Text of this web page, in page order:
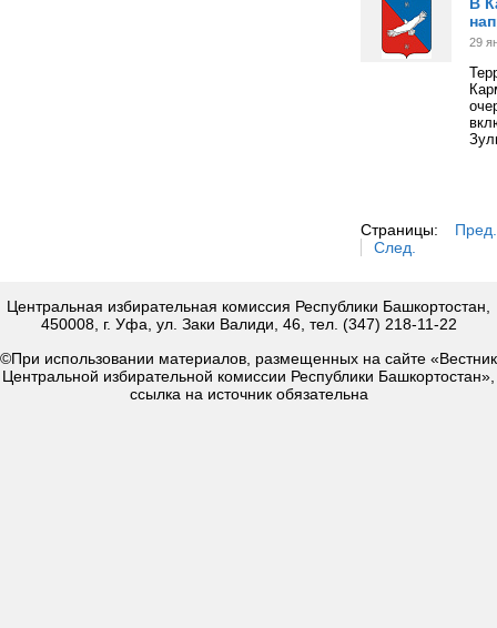
29
Страницы:
Пред.
След.
Центральная избирательная комиссия Республики Башкортостан,
450008, г. Уфа, ул. Заки Валиди, 46, тел. (347) 218-11-22
©При использовании материалов, размещенных на сайте «Вестник
Центральной избирательной комиссии Республики Башкортостан»,
ссылка на источник обязательна